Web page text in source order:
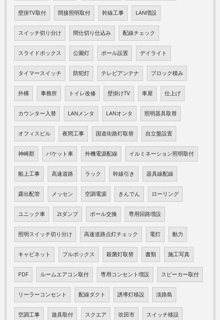
壁掛TV取付 間接照明取付 幹線工事 LAN増設
スイッチ切り分け 間仕切り仕込み 配線チェック
スライドボックス 公園灯 ポール設置 デイライト
タイマースイッチ 防犯灯 テレビアンテナ ブロック積み
外構 事務所 トイレ改修 壁掛けTV 車屋 仕上げ
カウンター入替 LANメンタ LANオンタ 照明器具取替
オフィスビル 夜間工事 国道街路灯取替 自立盤設置
神崎郡 バケット車 外機電源配線 イルミネーション照明取付
船上工事 高速道路 ラック 幹線引き 器具線配線
露出配管 メッセン 空調電源 きんでん ローリング
ユニック車 2tダンプ ポール交換 専用回路増設
照明スイッチ切り分け 高速道路点灯チェック 電灯 動力
キャビネット プルボックス 殺菌灯取替 書類 施工写真
PDF ルームエアコン取付 専用コンセント増設 スピーカー取付
リーラーコンセント 配線ダクト 誘導灯移設 淡路島
空調工事 遊具取付 スクエア 吹田市 スイッチ移設